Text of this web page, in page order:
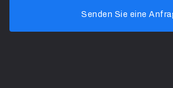
Senden Sie eine